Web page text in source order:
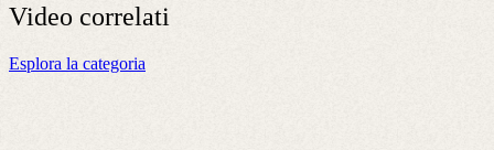
Video correlati
Esplora la categoria